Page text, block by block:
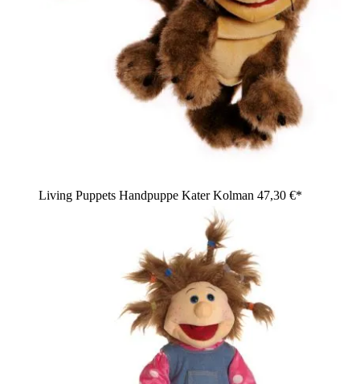
Living Puppets Handpuppe Kater Kolman 47,30 €*